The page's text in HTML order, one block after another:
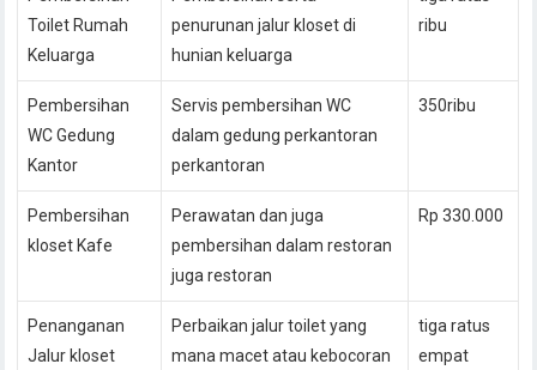
Toilet Rumah
Keluarga
penurunan jalur kloset di
hunian keluarga
ribu
Pembersihan
WC Gedung
Kantor
Servis pembersihan WC
dalam gedung perkantoran
perkantoran
350ribu
Pembersihan
kloset Kafe
Perawatan dan juga
pembersihan dalam restoran
juga restoran
Rp 330.000
Penanganan
Jalur kloset
Perbaikan jalur toilet yang
mana macet atau kebocoran
tiga ratus
empat